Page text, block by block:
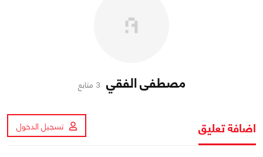
مصطفى الفقي 3 متابع
اضافة تعليق تسجيل الدخول